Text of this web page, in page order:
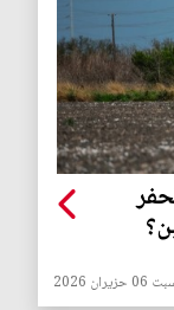
2026